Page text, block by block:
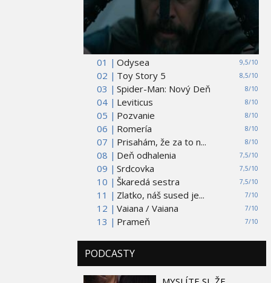
01 | 9,5/10
Odysea
02 |
8,5/10
Toy Story 5
03 |
8/10
Spider-Man: Nový Deň
04 |
8/10
Leviticus
05 |
8/10
Pozvanie
06 |
8/10
Romería
07 |
8/10
Prisahám, že za to n...
08 |
7,5/10
Deň odhalenia
09 |
7,5/10
Srdcovka
10 |
7,5/10
Škaredá sestra
11 |
7/10
Zlatko, náš sused je...
12 |
7/10
Vaiana / Vaiana
13 |
7/10
Prameň
PODCASTY